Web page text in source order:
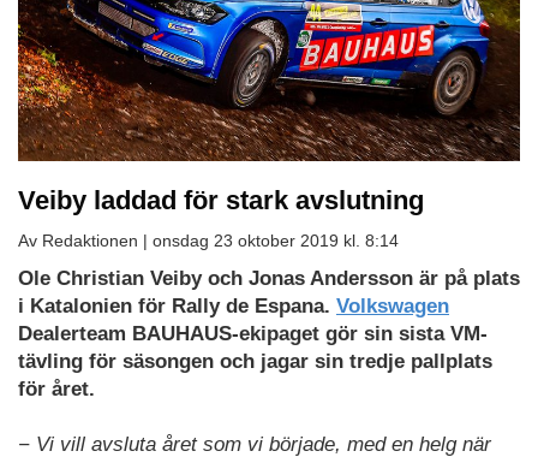
Veiby laddad för stark avslutning
Av Redaktionen | onsdag 23 oktober 2019 kl. 8:14
Ole Christian Veiby och Jonas Andersson är på plats
i Katalonien för Rally de Espana. Volkswagen
Dealerteam BAUHAUS-ekipaget gör sin sista VM-
tävling för säsongen och jagar sin tredje pallplats
för året.
− Vi vill avsluta året som vi började, med en helg när